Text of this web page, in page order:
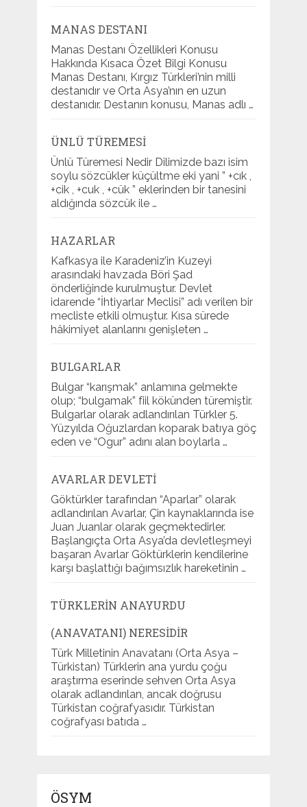
MANAS DESTANI
Manas Destanı Özellikleri Konusu
Hakkında Kısaca Özet Bilgi Konusu
Manas Destanı, Kırgız Türkleri’nin milli
destanıdır ve Orta Asya’nın en uzun
destanıdır. Destanın konusu, Manas adlı …
ÜNLÜ TÜREMESI
Ünlü Türemesi Nedir Dilimizde bazı isim
soylu sözcükler küçültme eki yani ” +cık ,
+cik , +cuk , +cük ” eklerinden bir tanesini
aldığında sözcük ile …
HAZARLAR
Kafkasya ile Karadeniz’in Kuzeyi
arasındaki havzada Böri Şad
önderliğinde kurulmuştur. Devlet
idarende “İhtiyarlar Meclisi” adı verilen bir
mecliste etkili olmuştur. Kısa sürede
hâkimiyet alanlarını genişleten …
BULGARLAR
Bulgar “karışmak” anlamına gelmekte
olup; “bulgamak” fiil kökünden türemiştir.
Bulgarlar olarak adlandırılan Türkler 5.
Yüzyılda Oğuzlardan koparak batıya göç
eden ve “Ogur” adını alan boylarla …
AVARLAR DEVLETI
Göktürkler tarafından “Aparlar” olarak
adlandırılan Avarlar, Çin kaynaklarında ise
Juan Juanlar olarak geçmektedirler.
Başlangıçta Orta Asya’da devletleşmeyi
başaran Avarlar Göktürklerin kendilerine
karşı başlattığı bağımsızlık hareketinin …
TÜRKLERIN ANAYURDU
(ANAVATANI) NERESIDIR
Türk Milletinin Anavatanı (Orta Asya –
Türkistan) Türklerin ana yurdu çoğu
araştırma eserinde sehven Orta Asya
olarak adlandırılan, ancak doğrusu
Türkistan coğrafyasıdır. Türkistan
coğrafyası batıda …
ÖSYM